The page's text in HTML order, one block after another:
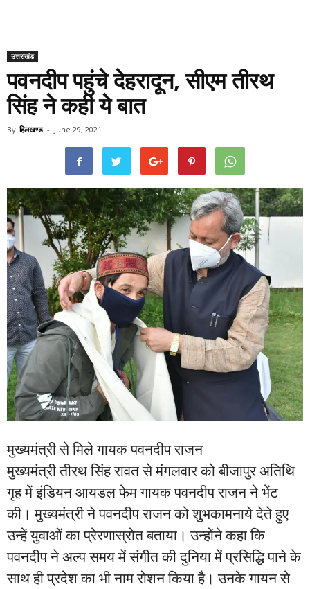
उत्तराखंड
पवनदीप पहुंचे देहरादून, सीएम तीरथ
सिंह ने कही ये बात
By हिलखण्ड - June 29, 2021
मुख्यमंत्री से मिले गायक पवनदीप राजन
मुख्यमंत्री तीरथ सिंह रावत से मंगलवार को बीजापुर अतिथि
गृह में इंडियन आयडल फेम गायक पवनदीप राजन ने भेंट
की। मुख्यमंत्री ने पवनदीप राजन को शुभकामनाये देते हुए
उन्हें युवाओं का प्रेरणास्रोत बताया। उन्होंने कहा कि
पवनदीप ने अल्प समय में संगीत की दुनिया में प्रसिद्धि पाने के
साथ ही प्रदेश का भी नाम रोशन किया है। उनके गायन से